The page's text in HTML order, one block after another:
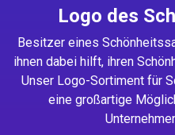
Logo des
Besitzer eines
ihnen dabei hilft, ihren
Unser Logo-Sortiment für
eine großartige